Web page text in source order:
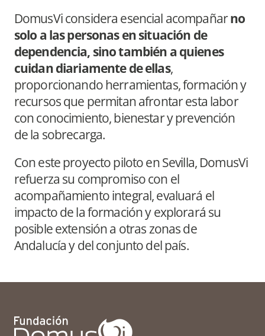
DomusVi considera esencial acompañarno
solo a las personas en situación de
dependencia, sino también a quienes
cuidan diariamente de ellas,
proporcionando herramientas, formación y
recursos que permitan afrontar esta labor
con conocimiento, bienestar y prevención
de la sobrecarga.
Con este proyecto piloto en Sevilla, DomusVi
refuerza su compromiso con el
acompañamiento integral, evaluará el
impacto de la formación y explorará su
posible extensión a otras zonas de
Andalucía y del conjunto del país.